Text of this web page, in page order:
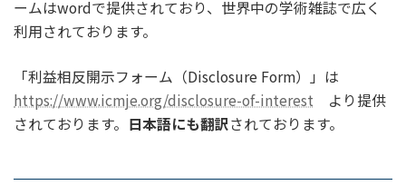
ームはwordで提供されており、世界中の学術雑誌で広く
利用されております。
「利益相反開示フォーム（Disclosure Form）」は
https://www.icmje.org/disclosure-of-interest より提供
されております。 日本語にも翻訳されております。